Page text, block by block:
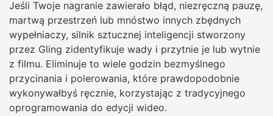
Jeśli Twoje nagranie zawierało błąd, niezręczną pauzę,
martwą przestrzeń lub mnóstwo innych zbędnych
wypełniaczy, silnik sztucznej inteligencji stworzony
przez Gling zidentyfikuje wady i przytnie je lub wytnie
z filmu. Eliminuje to wiele godzin bezmyślnego
przycinania i polerowania, które prawdopodobnie
wykonywałbyś ręcznie, korzystając z tradycyjnego
oprogramowania do edycji wideo.